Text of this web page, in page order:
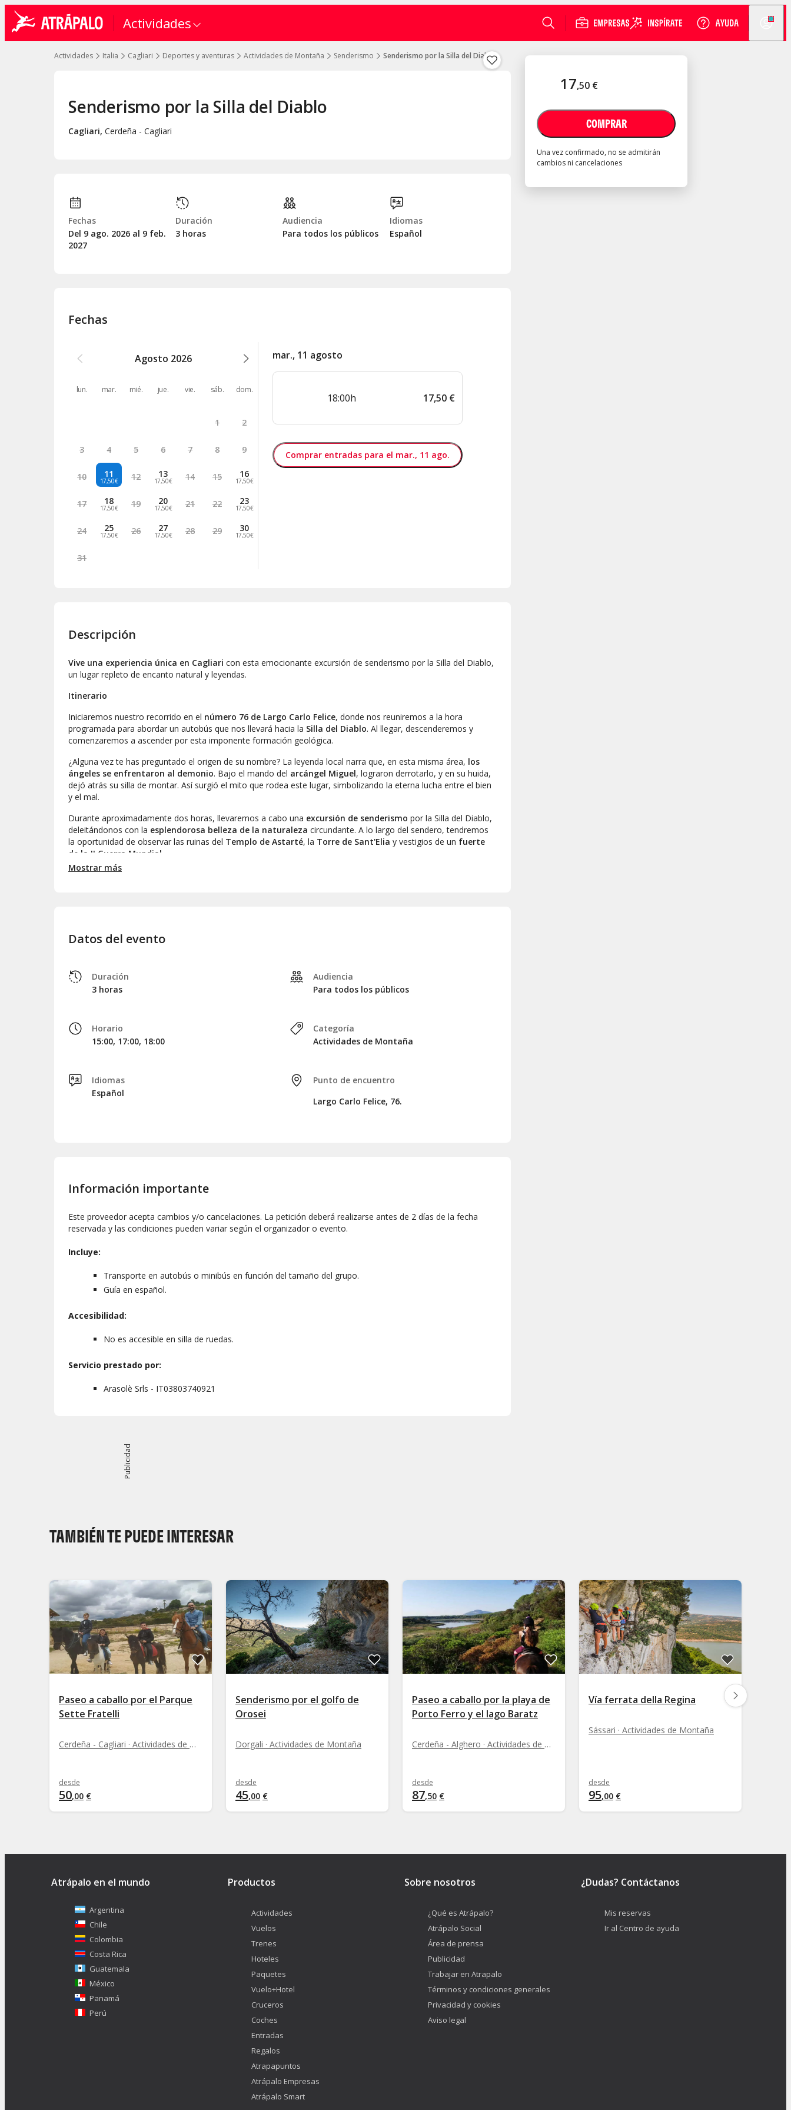
Actividades
Actividades Italia Cagliari Deportes y aventuras Actividades de Montaña Senderismo Senderismo por la Silla del Diablo
17,50 €
COMPRAR
Una vez confirmado, no se admitirán
cambios ni cancelaciones
Senderismo por la Silla del Diablo
Cagliari, Cerdeña - Cagliari
Fechas
Del 9 ago. 2026 al 9 feb.
2027
Duración
3 horas
Audiencia
Para todos los públicos
Idiomas
Español
Fechas
Agosto 2026
lun. mar. mié. jue. vie. sáb. dom.
1 2
3 4 5 6 7 8 9
10 11
17,50€ 12 13
17,50€ 14 15 16
17,50€
17 18
17,50€ 19 20
17,50€ 21 22 23
17,50€
24 25
17,50€ 26 27
17,50€ 28 29 30
17,50€
31
mar., 11 agosto
18:00h 17,50 €
Comprar entradas para el mar., 11 ago.
Descripción
Vive una experiencia única en Cagliari con esta emocionante excursión de senderismo por la Silla del Diablo,
un lugar repleto de encanto natural y leyendas.
Itinerario
Iniciaremos nuestro recorrido en el número 76 de Largo Carlo Felice, donde nos reuniremos a la hora
programada para abordar un autobús que nos llevará hacia la Silla del Diablo. Al llegar, descenderemos y
comenzaremos a ascender por esta imponente formación geológica.
¿Alguna vez te has preguntado el origen de su nombre? La leyenda local narra que, en esta misma área, los
ángeles se enfrentaron al demonio. Bajo el mando del arcángel Miguel, lograron derrotarlo, y en su huida,
dejó atrás su silla de montar. Así surgió el mito que rodea este lugar, simbolizando la eterna lucha entre el bien
y el mal.
Durante aproximadamente dos horas, llevaremos a cabo una excursión de senderismo por la Silla del Diablo,
deleitándonos con la esplendorosa belleza de la naturaleza circundante. A lo largo del sendero, tendremos
la oportunidad de observar las ruinas del Templo de Astarté, la Torre de Sant'Elia y vestigios de un fuerte
de la II Guerra Mundial
Al alcanzar la cima, seremos recompensados con unas
Mostrar más
Datos del evento
Duración
3 horas
Horario
15:00, 17:00, 18:00
Idiomas
Español
Audiencia
Para todos los públicos
Categoría
Actividades de Montaña
Punto de encuentro
Largo Carlo Felice, 76.
Información importante
Este proveedor acepta cambios y/o cancelaciones. La petición deberá realizarse antes de 2 días de la fecha
reservada y las condiciones pueden variar según el organizador o evento.
Incluye:
Transporte en autobús o minibús en función del tamaño del grupo.
Guía en español.
Accesibilidad:
No es accesible en silla de ruedas.
Servicio prestado por:
Arasolè Srls - IT03803740921
Publicidad
TAMBIÉN TE PUEDE INTERESAR
Paseo a caballo por el Parque
Sette Fratelli
Cerdeña - Cagliari · Actividades de Montaña
desde
50,00 €
Senderismo por el golfo de
Orosei
Dorgali · Actividades de Montaña
desde
45,00 €
Paseo a caballo por la playa de
Porto Ferro y el lago Baratz
Cerdeña - Alghero · Actividades de Montaña
desde
87,50 €
Vía ferrata della Regina
Sássari · Actividades de Montaña
desde
95,00 €
Atrápalo en el mundo
Argentina
Chile
Colombia
Costa Rica
Guatemala
México
Panamá
Perú
Productos
Actividades
Vuelos
Trenes
Hoteles
Paquetes
Vuelo+Hotel
Cruceros
Coches
Entradas
Regalos
Atrapapuntos
Atrápalo Empresas
Atrápalo Smart
Sobre nosotros
¿Qué es Atrápalo?
Atrápalo Social
Área de prensa
Publicidad
Trabajar en Atrapalo
Términos y condiciones generales
Privacidad y cookies
Aviso legal
¿Dudas? Contáctanos
Mis reservas
Ir al Centro de ayuda